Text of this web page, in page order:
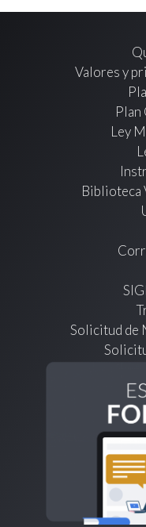
Valores y
Plan
Ley
Biblioteca
Solicitud de